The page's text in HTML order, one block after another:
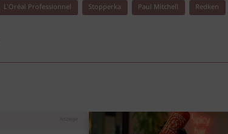
L'Oréal Professionnel Stopperka Paul Mitchell Redken
Anzeige